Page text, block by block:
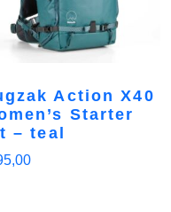
Action X40
Starter
– teal